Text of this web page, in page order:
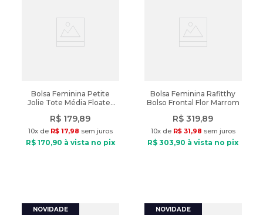
Bolsa Feminina Petite
Jolie Tote Média Floater
R$ 179,89
10x de R$ 17,98 sem juros
R$ 170,90 à vista no pix
Bolsa Feminina Rafitthy
Bolso Frontal Flor Marrom
R$ 319,89
10x de R$ 31,98 sem juros
R$ 303,90 à vista no pix